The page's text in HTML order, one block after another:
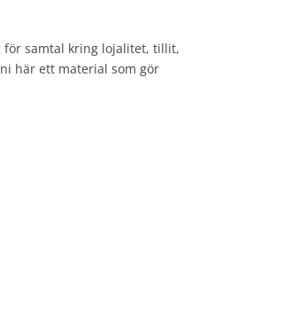
för samtal kring lojalitet, tillit,
här ett material som gör